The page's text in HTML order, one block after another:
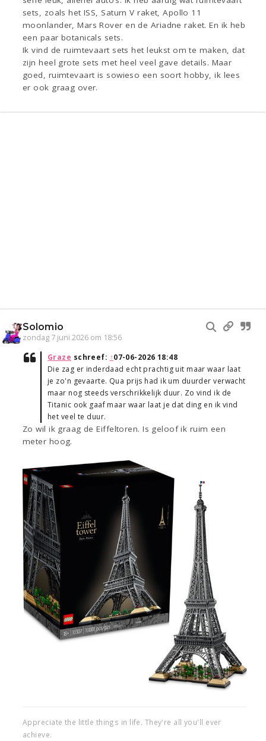
sets, zoals het ISS, Saturn V raket, Apollo 11
moonlander, Mars Rover en de Ariadne raket. En ik heb
een paar botanicals sets.
Ik vind de ruimtevaart sets het leukst om te maken, dat
zijn heel grote sets met heel veel gave details. Maar
goed, ruimtevaart is sowieso een soort hobby, ik lees
er ook graag over.
Solomio
zondag 7 juni 2026 om 18:56
Graze schreef: ↑07-06-2026 18:48
Die zag er inderdaad echt prachtig uit maar waar laat
je zo'n gevaarte. Qua prijs had ik um duurder verwacht
maar nog steeds verschrikkelijk duur. Zo vind ik de
Titanic ook gaaf maar waar laat je dat ding en ik vind
het veel te duur.
Zo wil ik graag de Eiffeltoren. Is geloof ik ruim een
meter hoog.
Appreciate the little things in life. They're all you'll ever
achieve.